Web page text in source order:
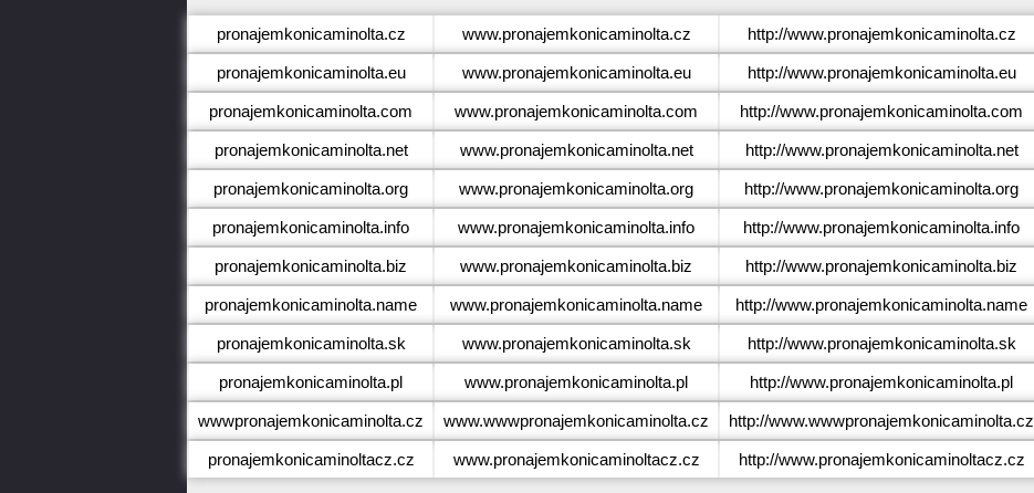
pronajemkonicaminolta.cz www.pronajemkonicaminolta.cz http://www.pronajemkonicaminolta.cz
pronajemkonicaminolta.eu www.pronajemkonicaminolta.eu http://www.pronajemkonicaminolta.eu
pronajemkonicaminolta.com www.pronajemkonicaminolta.com http://www.pronajemkonicaminolta.com
pronajemkonicaminolta.net www.pronajemkonicaminolta.net http://www.pronajemkonicaminolta.net
pronajemkonicaminolta.org www.pronajemkonicaminolta.org http://www.pronajemkonicaminolta.org
pronajemkonicaminolta.info www.pronajemkonicaminolta.info http://www.pronajemkonicaminolta.info
pronajemkonicaminolta.biz www.pronajemkonicaminolta.biz http://www.pronajemkonicaminolta.biz
pronajemkonicaminolta.name www.pronajemkonicaminolta.name http://www.pronajemkonicaminolta.name
pronajemkonicaminolta.sk www.pronajemkonicaminolta.sk http://www.pronajemkonicaminolta.sk
pronajemkonicaminolta.pl www.pronajemkonicaminolta.pl http://www.pronajemkonicaminolta.pl
wwwpronajemkonicaminolta.cz www.wwwpronajemkonicaminolta.cz http://www.wwwpronajemkonicaminolta.cz
pronajemkonicaminoltacz.cz www.pronajemkonicaminoltacz.cz http://www.pronajemkonicaminoltacz.cz